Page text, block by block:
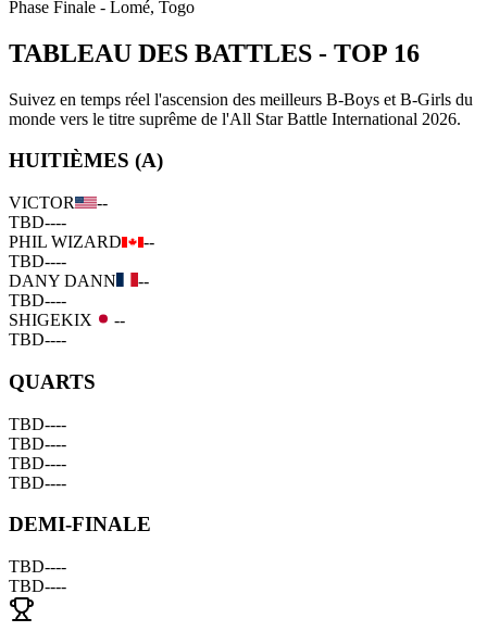
Phase Finale - Lomé, Togo
TABLEAU DES BATTLES - TOP 16
Suivez en temps réel l'ascension des meilleurs B-Boys et B-Girls du
monde vers le titre suprême de l'All Star Battle International 2026.
HUITIÈMES (A)
VICTOR
--
TBD----
PHIL WIZARD
--
TBD----
DANY DANN
--
TBD----
SHIGEKIX
--
TBD----
QUARTS
TBD----
TBD----
TBD----
TBD----
DEMI-FINALE
TBD----
TBD----